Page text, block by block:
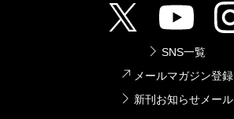
SNS一覧
メールマガジン登録
新刊お知らせメール